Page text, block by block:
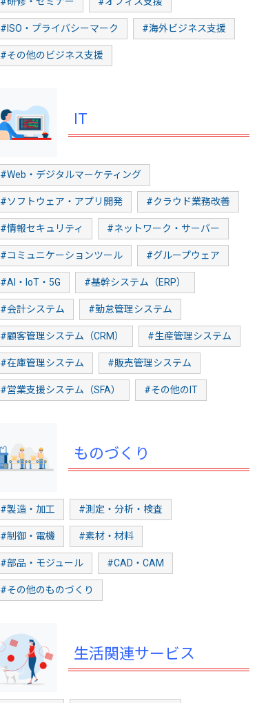
#ISO・プライバシーマーク #海外ビジネス支援
#その他のビジネス支援
IT
#Web・デジタルマーケティング
#ソフトウェア・アプリ開発 #クラウド業務改善
#情報セキュリティ #ネットワーク・サーバー
#コミュニケーションツール #グループウェア
#AI・IoT・5G #基幹システム（ERP）
#会計システム #勤怠管理システム
#顧客管理システム（CRM） #生産管理システム
#在庫管理システム #販売管理システム
#営業支援システム（SFA） #その他のIT
ものづくり
#製造・加工 #測定・分析・検査
#制御・電機 #素材・材料
#部品・モジュール #CAD・CAM
#その他のものづくり
生活関連サービス